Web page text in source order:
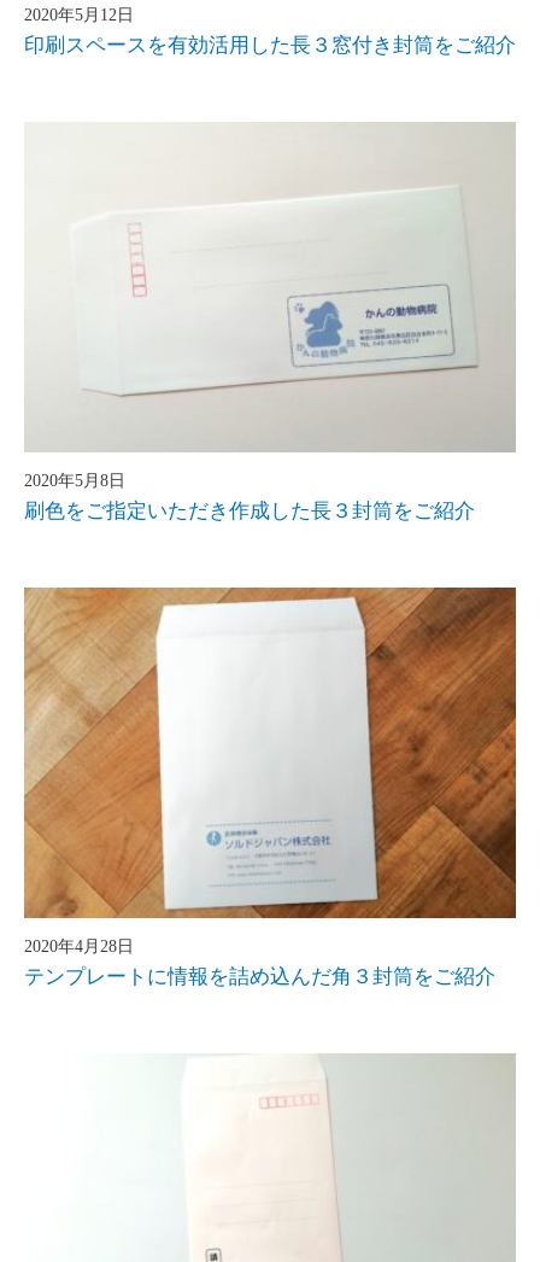
2020年5月12日
印刷スペースを有効活用した長３窓付き封筒をご紹介
2020年5月8日
刷色をご指定いただき作成した長３封筒をご紹介
2020年4月28日
テンプレートに情報を詰め込んだ角３封筒をご紹介